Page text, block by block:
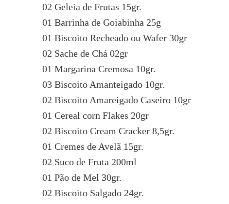
02 Geleia de Frutas 15gr.
01 Barrinha de Goiabinha 25g
01 Biscoito Recheado ou Wafer 30gr
02 Sache de Chá 02gr
01 Margarina Cremosa 10gr.
03 Biscoito Amanteigado 10gr.
02 Biscoito Amareigado Caseiro 10gr
01 Cereal corn Flakes 20gr
02 Biscoito Cream Cracker 8,5gr.
01 Cremes de Avelã 15gr.
02 Suco de Fruta 200ml
01 Pão de Mel 30gr.
02 Biscoito Salgado 24gr.